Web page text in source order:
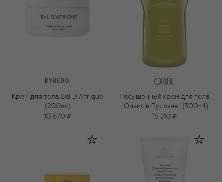
BYREDO
Крем для тела Bal D'Afrique
(200ml)
10 670 ₽
Насыщенный крем для тела
"Оазис в Пустыне" (300ml)
15 210 ₽